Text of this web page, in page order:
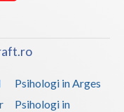
Psihologi in Arges
Psihologi in